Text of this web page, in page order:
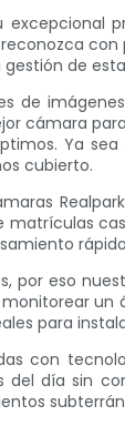
de
de
cámara
Ya
cubierto.
por eso
para
con
día sin